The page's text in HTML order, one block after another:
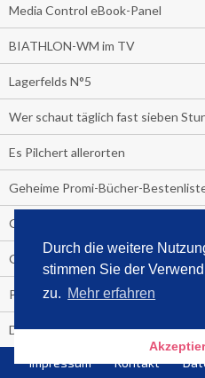
Durch die weitere
stimmen Sie der
zu. Mehr erfahren
Media Control eBook-Panel
BIATHLON-WM im TV
Lagerfelds N°5
Wer schaut täglich fast sieben
Es Pilchert allerorten
Geheime Promi-Bücher-
Gratis-E-Book-Aktionen
Gefahr fürs Dschungelcamp!
PRESSEMITTEILUNG
Deutschland im Handball-Fieber
Libri und Media Control
Impressum Kontakt